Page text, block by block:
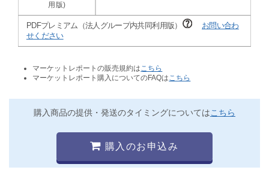
PDFプレミアム（法人グループ内共同利用版）
お問い合わ
せください
マーケットレポートの販売規約は こちら
マーケットレポート購入についてのFAQは こちら
購入商品の提供・発送のタイミングについてはこちら
購入のお申込み